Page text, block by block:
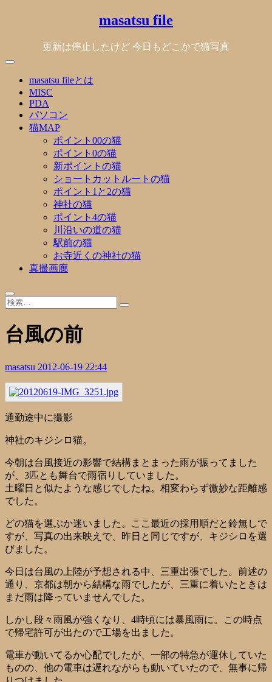
masatsu file
更新は停止したけど 今日もどこかで猫写真
masatsu fileとは
MISC
PDA
パソコン
猫MAP
ポイント00の猫
ポイント0の猫
新ポイントの猫
ショートカットルートの猫
ポイント1と2の猫
神社の猫
ポイント4の猫
川沿いの道の猫
駅前の猫
お寺近くの神社の猫
真撮画廊
台風の前
masatsu 2012-06-19 22:44
通勤途中に撮影
神社のキジシロ猫。
今朝は台風接近の影響で結構まとまった雨が振ってました
が、3匹とも舞台で雨宿りしていました。
土曜日と似たような感じでしたね。相変わらず微妙な距離感
でした。
どの猫を選ぶか迷いました。ここ最近の採用順だと鈴無しで
すが、写真の出来映えで、昨日と同じですが、キジシロを選
びました。
今日は台風の上陸が予想される中、三重出張でした。前述の
通り、京都は朝から結構な雨でしたが、三重に着いたときは
まだ雨は降っていませんでした。
しかし段々雨風が強くなり、4時頃には暴風雨に。この時点
で帰宅許可が出たので工場を出ました。
電車が動いてるか心配でしたが、一部の特急が運休していた
ものの、他の電車は遅れながらも動いていたので、無事に帰